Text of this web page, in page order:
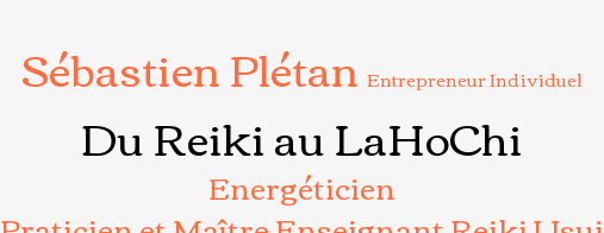
Sébastien Plétan Entrepreneur Individuel
Du Reiki au LaHoChi
Energéticien